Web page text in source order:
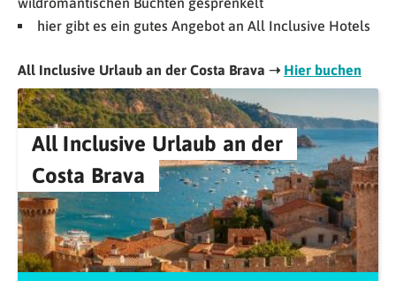
hier gibt es ein gutes Angebot an All Inclusive Hotels
All Inclusive Urlaub an der Costa Brava ➝ Hier buchen
All Inclusive Urlaub an der
Costa Brava